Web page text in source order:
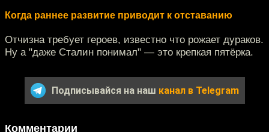
Когда раннее развитие приводит к отставанию
Отчизна требует героев, известно что рожает дураков.
Ну а "даже Сталин понимал" — это крепкая пятёрка.
Подписывайся на наш канал в Telegram
Комментарии